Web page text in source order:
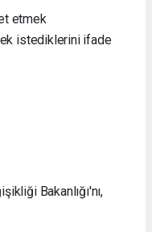
etmek
istediklerini ifade
Bakanlığı'nı,